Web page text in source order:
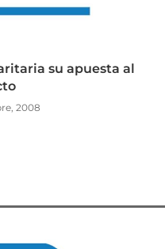
su apuesta al
2008